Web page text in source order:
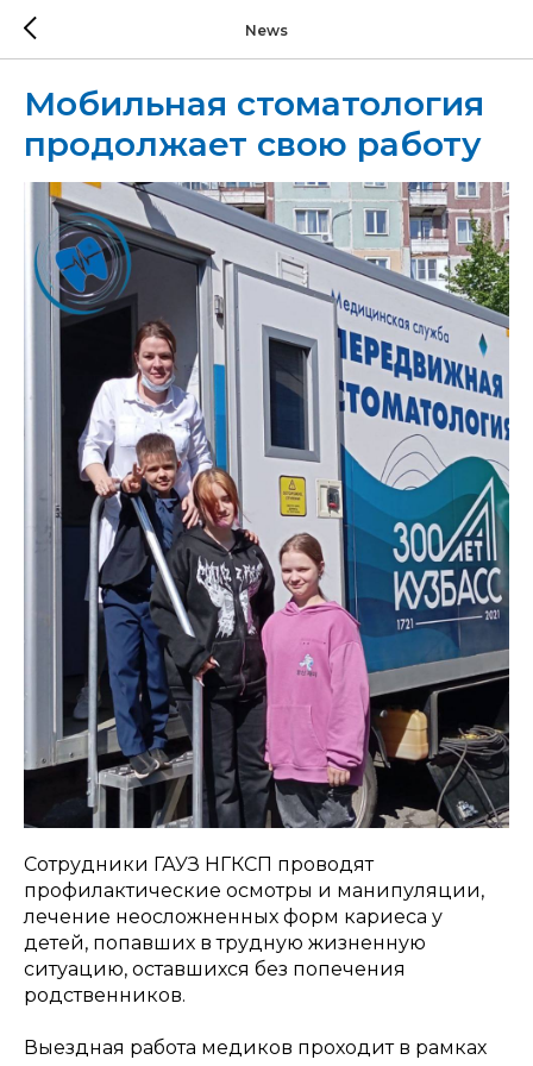
News
Мобильная стоматология
продолжает свою работу
Сотрудники ГАУЗ НГКСП проводят
профилактические осмотры и манипуляции,
лечение неосложненных форм кариеса у
детей, попавших в трудную жизненную
ситуацию, оставшихся без попечения
родственников.
Выездная работа медиков проходит в рамках